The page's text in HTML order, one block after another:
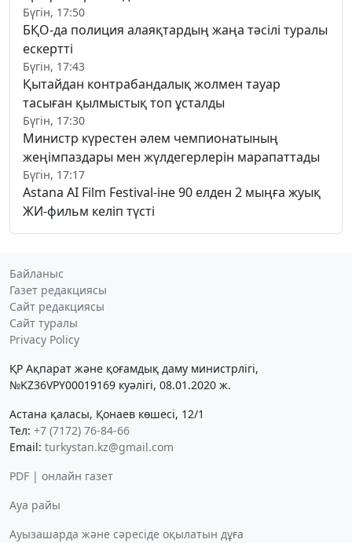
Бүгін, 17:50
БҚО-да полиция алаяқтардың жаңа тәсілі туралы
ескертті
Бүгін, 17:43
Қытайдан контрабандалық жолмен тауар
тасыған қылмыстық топ ұсталды
Бүгін, 17:30
Министр күрестен әлем чемпионатының
жеңімпаздары мен жүлдегерлерін марапаттады
Бүгін, 17:17
Astana AI Film Festival-іне 90 елден 2 мыңға жуық
ЖИ-фильм келіп түсті
Байланыс
Газет редакциясы
Сайт редакциясы
Сайт туралы
Privacy Policy
ҚР Ақпарат және қоғамдық даму министрлігі,
№KZ36VPY00019169 куәлігі, 08.01.2020 ж.
Астана қаласы, Қонаев көшесі, 12/1
Тел: +7 (7172) 76-84-66
Email: turkystan.kz@gmail.com
PDF | онлайн газет
Ауа райы
Ауызашарда және сәресіде оқылатын дұға